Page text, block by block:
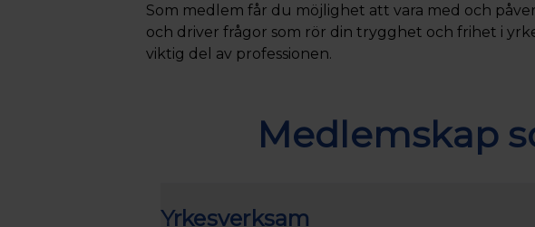
Som medlem får du möjlighet att vara med och
och driver frågor som rör din trygghet och frihet i
viktig del av professionen.
Medlemskap
Yrkesverksam